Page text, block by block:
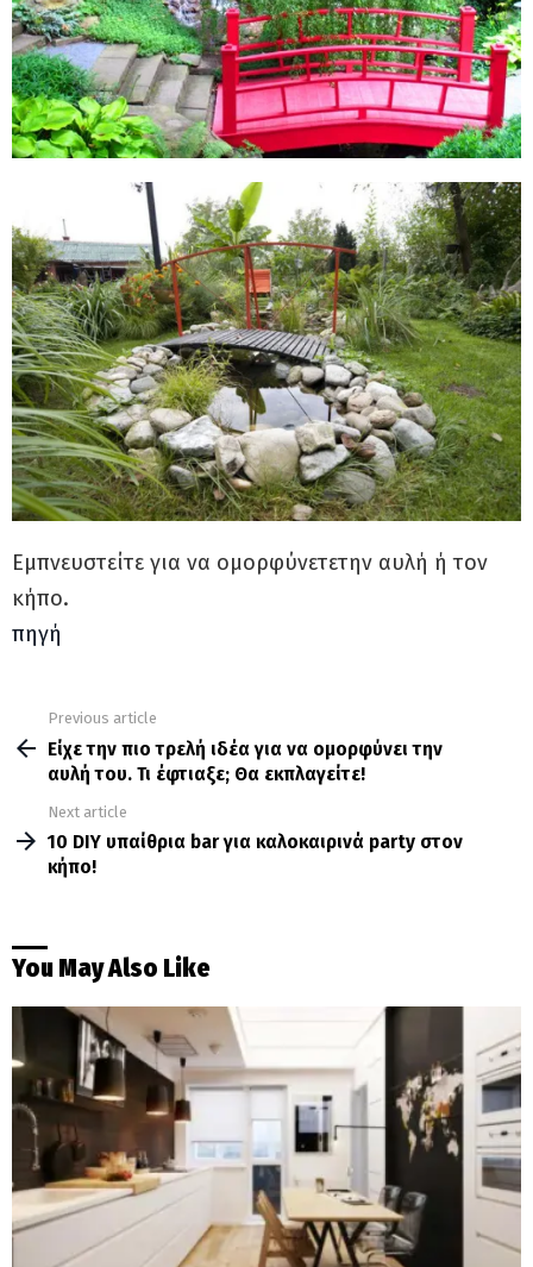
Εμπνευστείτε για να ομορφύνετετην αυλή ή τον
κήπο.
πηγή
more
Previous article
Είχε την πιο τρελή ιδέα για να ομορφύνει την
αυλή του. Τι έφτιαξε; Θα εκπλαγείτε!
Next article
10 DIY υπαίθρια bar για καλοκαιρινά party στον
κήπο!
You May Also Like